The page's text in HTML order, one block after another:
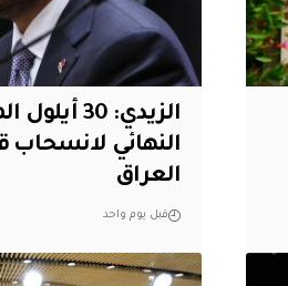
الزيدي: 30
النهائي لانسحاب
العراق
قبل يوم واحد